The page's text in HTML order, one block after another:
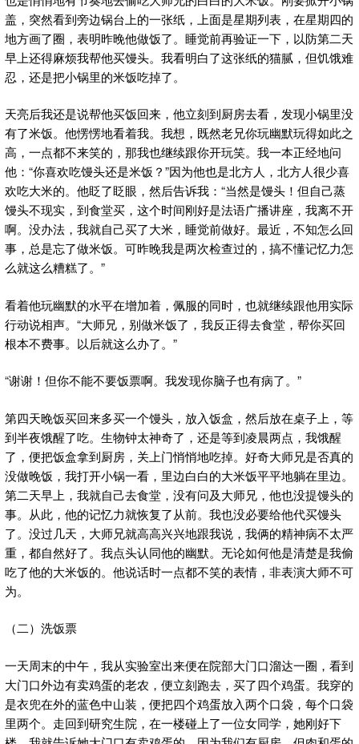
盖，突然看到旁边锅台上的一张纸，上面是星期列表，在星期四的
地方画了圈，表明昨晚他做饭了。睡觉前再验证一下，以防第二天
早上还得麻烦我帮他买馒头。我看明白了这张纸的猫腻，但饥饿难
忍，还是把小锅里的米饭吃掉了。
天亮后我还是说帮他买饭回来，他立刻到厨房去看，发现小锅里没
有了米饭。他愣愣地看着我。我想，既然老兄你玩幽默玩得如此之
高，一点都不来笑的，那我也继续跟你开玩笑。我一本正经地问
他：“你喜欢吃馒头还是米饭？”因为他也是北方人，北方人很少喜
欢吃大米的。他眨了眨眼，然后告诉我：“当然是馒头！但自己蒸
馒头不现实，到食堂买，这个时间刚好是法语广播讲座，我离不开
啊。没办法，我就自己买了大米，睡觉前做好。最近，不知怎么回
事，总是忘了做米饭。可昨晚我是两次检查过的，搞不懂记忆力怎
么就这么糟糕了。”
看着他玩幽默的水平在增加着，佩服的同时，也就继续跟他用实际
行动说相声。“大师兄，别做米饭了，我反正得去食堂，帮你买回
根本不费事。以后就这么办了。”
“谢谢！但你不能不要饭票啊。我发现你脑子也有病了。”
第四天晚饭买回来多买一个馒头，放入饭盒，然后放在桌子上，等
到半夜饿醒了吃。生物钟太神奇了，还是等到凌晨两点，我饿醒
了，便把饭盒拿到厨房，关上门悄悄地吃掉。好奇大师兄是否真的
没做晚饭，我打开小锅一看，里边白白的大米饭平平地躺在里边。
第二天早上，我就自己去食堂，没有问及大师兄，他也没提馒头的
事。从此，他的记忆力就恢复了从前。我也没必要给他代买馒头
了。没过几天，大师兄就高高兴兴地跟我说，我俩的精神病不太严
重，都自然好了。我点头认同他的幽默。无论如何他是清楚是我偷
吃了他的大米饭的。他说话时一点都不笑的表情，非表演大师不可
为。
（二）洗饭票
一天周末的中午，我从实验室出来便在院部大门口溜达一圈，看到
大门口外边有卖鸡蛋的老农，便立刻跑去，买了四个鸡蛋。我穿的
是衣兜在外的蓝色中山装，便把四个鸡蛋放入两个口袋，每个口袋
里两个。走回到研究生院，在一楼碰上了一位女同学，她刚好下